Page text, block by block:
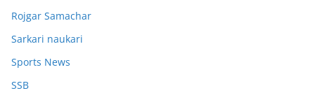
Rojgar Samachar
Sarkari naukari
Sports News
SSB